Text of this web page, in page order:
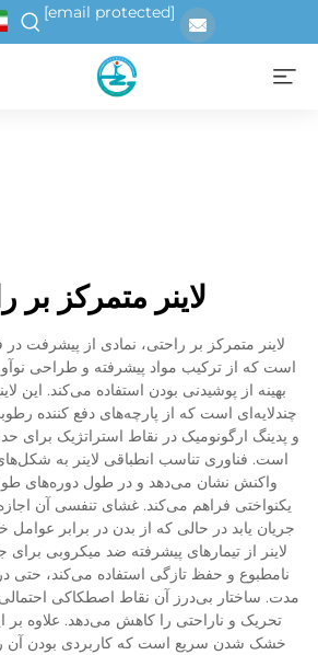
[email protected]
لاینر متمرکز بر
لاینر متمرکز بر راحتی، نمادی از پیشرفت
است که از ترکیب مواد پیشرفته و طراحی
بهینه از پوشیدنی بودن استفاده می‌کند. این
چندلایه‌ای است که از پارچه‌های دفع کننده
و پدینگ ارگونومیک در نقاط استراتژیک برای
است. فناوری تناسب انطباقی لاینر به
واکنش نشان می‌دهد و در طول دوره‌های
یکنواختی فراهم می‌کند. غشای تنفسی آن
جریان یابد در حالی که از بدن در برابر
لاینر از تیمارهای پیشرفته ضد میکروبی
نامطبوع و حفظ تازگی استفاده می‌کند، حتی
مدت. ساختار بی‌درز آن نقاط اصطکاکی
تحریک و ناراحتی را کاهش می‌دهد. علاوه بر
خشک شدن سریع است که کاربردی بودن آن را